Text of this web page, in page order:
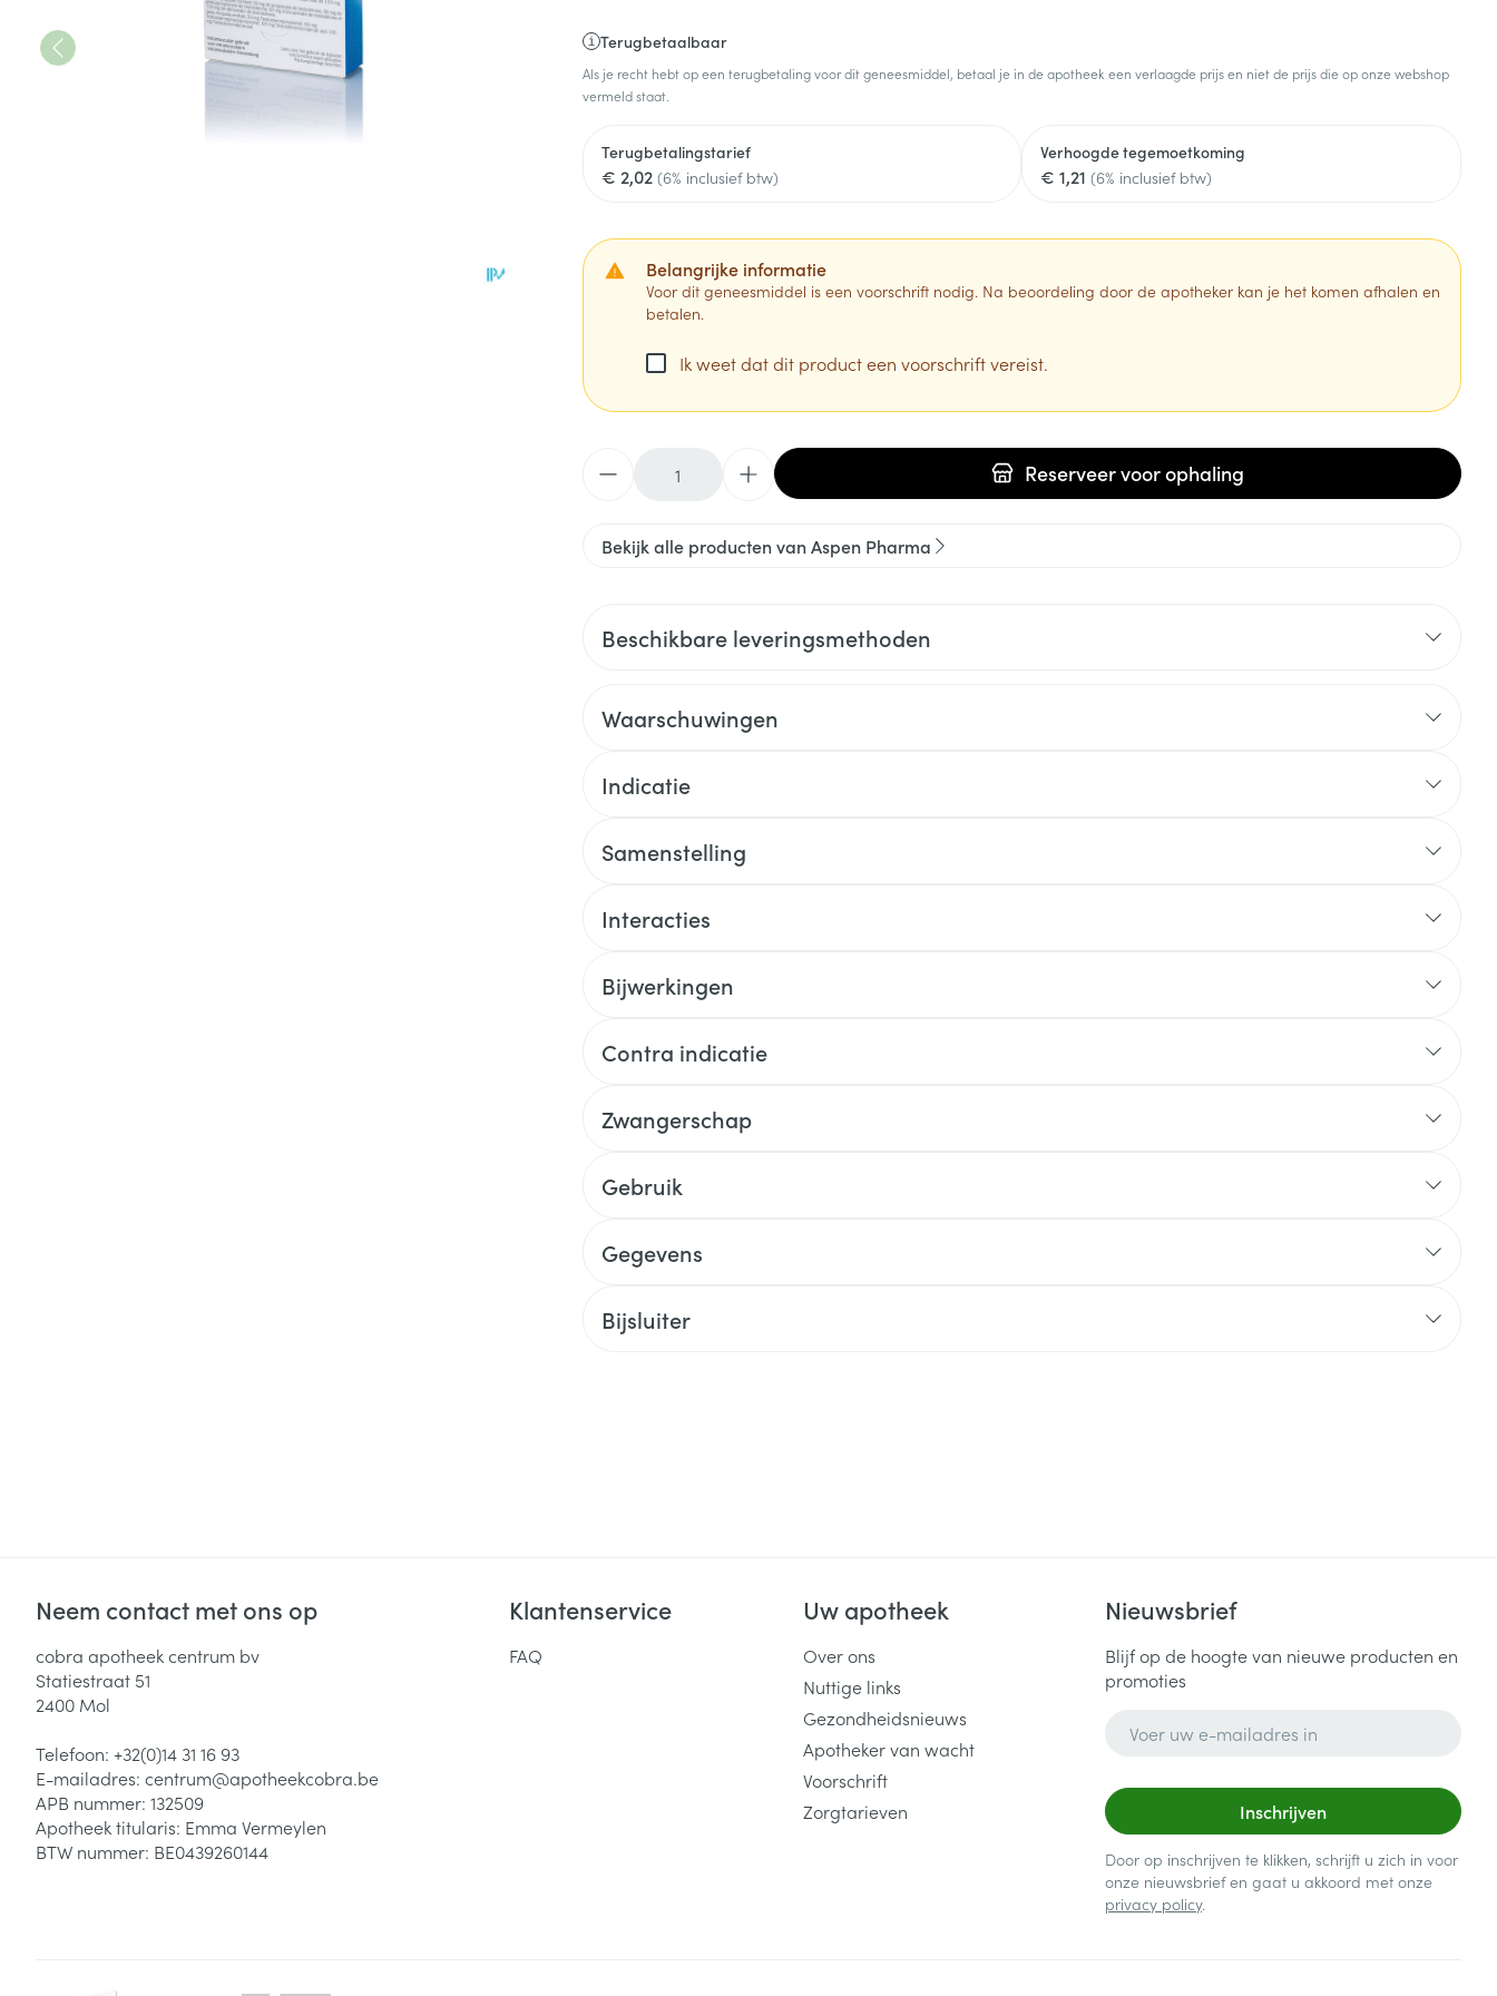
Terugbetaalbaar
Als je recht hebt op een terugbetaling voor dit geneesmiddel, betaal je in de apotheek een verlaagde prijs en niet de prijs die op onze webshop
vermeld staat.
Terugbetalingstarief
€ 2,02 (6% inclusief btw)
Verhoogde tegemoetkoming
€ 1,21 (6% inclusief btw)
Belangrijke informatie
Voor dit geneesmiddel is een voorschrift nodig. Na beoordeling door de apotheker kan je het komen afhalen en
betalen.
Ik weet dat dit product een voorschrift vereist.
Reserveervoor ophaling
Bekijk alle producten van Aspen Pharma
Beschikbare leveringsmethoden
Waarschuwingen
Indicatie
Samenstelling
Interacties
Bijwerkingen
Contra indicatie
Zwangerschap
Gebruik
Gegevens
Bijsluiter
Neem contact met ons op
cobra apotheek centrum bv
Statiestraat 51
2400 Mol
Telefoon: +32(0)14 31 16 93
E-mailadres: centrum@apotheekcobra.be
APB nummer: 132509
Apotheek titularis: Emma Vermeylen
BTW nummer: BE0439260144
Klantenservice
FAQ
Uw apotheek
Over ons
Nuttige links
Gezondheidsnieuws
Apotheker van wacht
Voorschrift
Zorgtarieven
Nieuwsbrief
Blijf op de hoogte van nieuwe producten en
promoties
Inschrijven
Door op inschrijven te klikken, schrijft u zich in voor
onze nieuwsbrief en gaat u akkoord met onze
privacy policy.